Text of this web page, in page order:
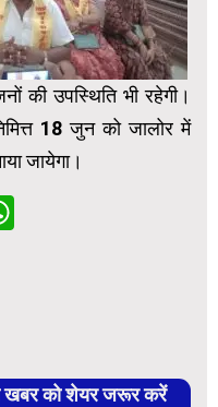
की उपस्थिति भी रहेगी।
18 जुन को जालोर में
जायेगा।
खबर को शेयर जरूर करें